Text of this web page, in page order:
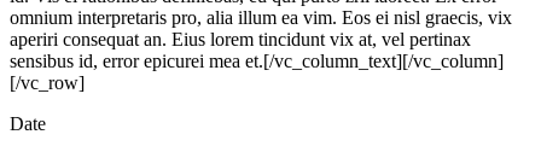
omnium interpretaris pro, alia illum ea vim. Eos ei nisl graecis, vix
aperiri consequat an. Eius lorem tincidunt vix at, vel pertinax
sensibus id, error epicurei mea et.[/vc_column_text][/vc_column]
[/vc_row]
Date